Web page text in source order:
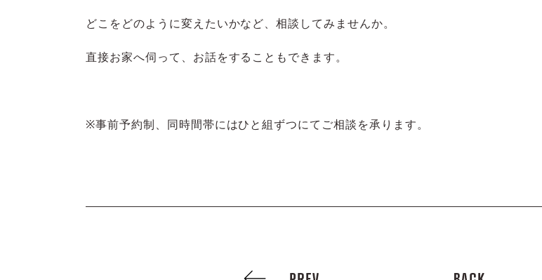
どこをどのように変えたいかなど、相談してみませんか。
直接お家へ伺って、お話をすることもできます。
※事前予約制、同時間帯にはひと組ずつにてご相談を承ります。